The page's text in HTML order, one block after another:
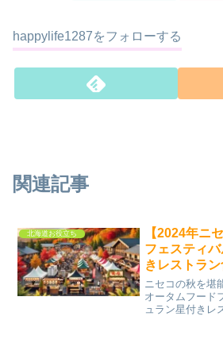
happylife1287をフォローする
関連記事
北海道お役立ち
【2024年ニ
フェスティ
きレストラ
を堪能！
ニセコの秋を堪
オータムフード
ュラン星付きレ